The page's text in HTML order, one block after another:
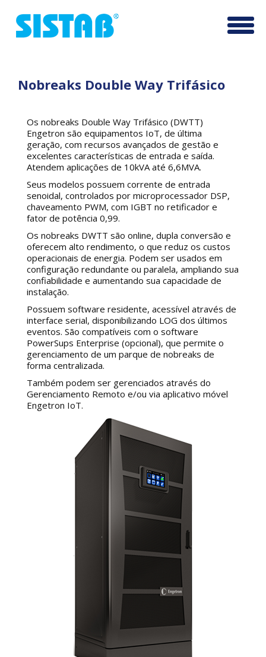
Pular
para
o
Nobreaks Double Way Trifásico
Os nobreaks Double Way Trifásico (DWTT)
Engetron são equipamentos IoT, de última
geração, com recursos avançados de gestão e
excelentes características de entrada e saída.
Atendem aplicações de 10kVA até 6,6MVA.
Seus modelos possuem corrente de entrada
senoidal, controlados por microprocessador DSP,
chaveamento PWM, com IGBT no retificador e
fator de potência 0,99.
Os nobreaks DWTT são online, dupla conversão e
oferecem alto rendimento, o que reduz os custos
operacionais de energia. Podem ser usados em
configuração redundante ou paralela, ampliando sua
confiabilidade e aumentando sua capacidade de
instalação.
Possuem software residente, acessível através de
interface serial, disponibilizando LOG dos últimos
eventos. São compatíveis com o software
PowerSups Enterprise (opcional), que permite o
gerenciamento de um parque de nobreaks de
forma centralizada.
Também podem ser gerenciados através do
Gerenciamento Remoto e/ou via aplicativo móvel
Engetron IoT.